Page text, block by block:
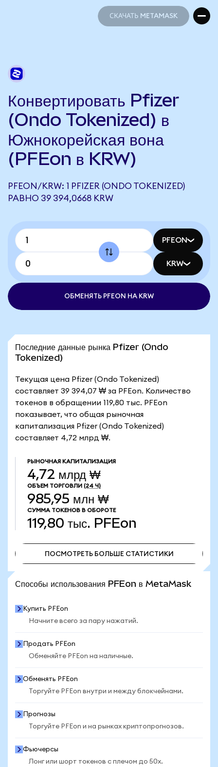
СКАЧАТЬ METAMASK
Конвертировать Pfizer
(Ondo Tokenized) в
Южнокорейская вона
(PFEon в KRW)
PFEON/KRW: 1 PFIZER (ONDO TOKENIZED)
РАВНО 39 394,0668 KRW
PFEON
KRW
ОБМЕНЯТЬ PFEON НА KRW
Последние данные рынка Pfizer (Ondo
Tokenized)
Текущая цена Pfizer (Ondo Tokenized)
составляет 39 394,07 ₩ за PFEon. Количество
токенов в обращении 119,80 тыс. PFEon
показывает, что общая рыночная
капитализация Pfizer (Ondo Tokenized)
составляет 4,72 млрд ₩.
РЫНОЧНАЯ КАПИТАЛИЗАЦИЯ
4,72 млрд ₩
ОБЪЕМ ТОРГОВЛИ (24 Ч)
985,95 млн ₩
СУММА ТОКЕНОВ В ОБОРОТЕ
119,80 тыс. PFEon
ПОСМОТРЕТЬ БОЛЬШЕ СТАТИСТИКИ
Способы использования PFEon в MetaMask
Купить PFEon
Начните всего за пару нажатий.
Продать PFEon
Обменяйте PFEon на наличные.
Обменять PFEon
Торгуйте PFEon внутри и между блокчейнами.
Прогнозы
Торгуйте PFEon и на рынках криптопрогнозов.
Фьючерсы
Лонг или шорт токенов с плечом до 50x.